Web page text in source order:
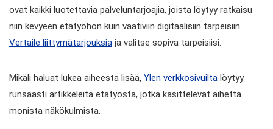
ovat kaikki luotettavia palveluntarjoajia, joista löytyy ratkaisu
niin kevyeen etätyöhön kuin vaativiin digitaalisiin tarpeisiin.
Vertaile liittymätarjouksia ja valitse sopiva tarpeisiisi.
Mikäli haluat lukea aiheesta lisää, Ylen verkkosivuilta löytyy
runsaasti artikkeleita etätyöstä, jotka käsittelevät aihetta
monista näkökulmista.